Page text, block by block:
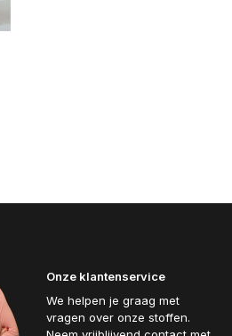
Onze klantenservice
We helpen je graag met
vragen over onze stoffen.